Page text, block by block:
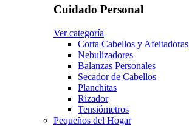
Cuidado Personal
Ver categoría
Corta Cabellos y Afeitadoras
Nebulizadores
Balanzas Personales
Secador de Cabellos
Planchitas
Rizador
Tensiómetros
Pequeños del Hogar